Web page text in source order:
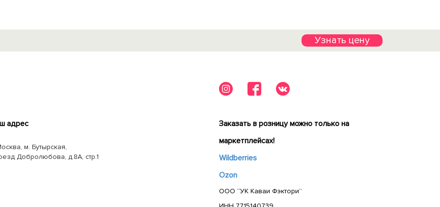
Узнать цену
адрес
м. Бутырская,
Добролюбова, д.8А, стр.1
Заказать в розницу можно только на
маркетплейсах!
Wildberries
Ozon
ООО “УК Каваи Фэктори”